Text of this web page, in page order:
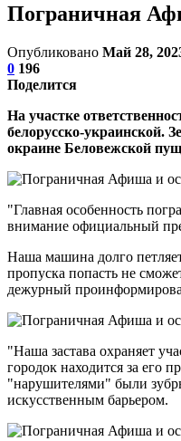
Пограничная
Опубликовано Май 28,
0 196
Поделится
На участке
белорусско-украинской.
окраине Беловежской
"Главная особенность
внимание официальный
Наша машина долго
пропуска попасть не
дежурный
"Наша застава охраняет
городок находится за его
"нарушителями" были
искусственным барьером.